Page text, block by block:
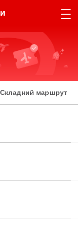
Складний маршрут